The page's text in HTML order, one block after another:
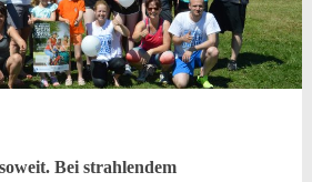
Bei strahlendem